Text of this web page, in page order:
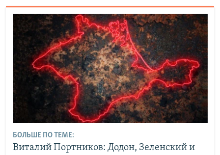
БОЛЬШЕ ПО ТЕМЕ:
Виталий Портников: Додон, Зеленский и